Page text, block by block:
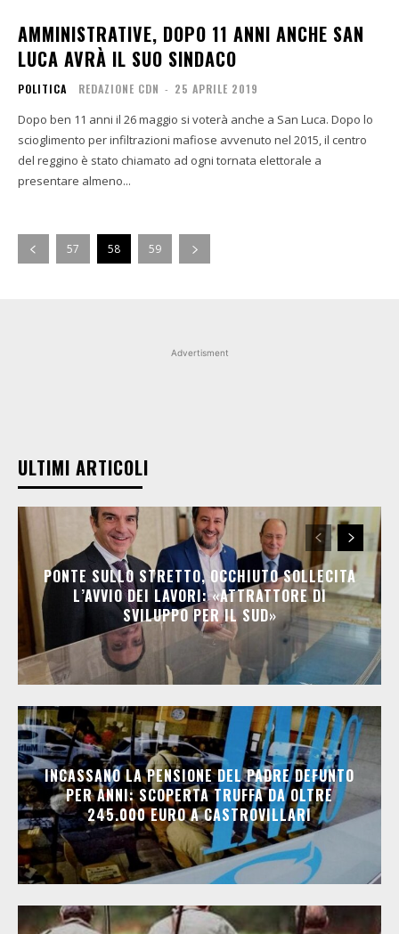
AMMINISTRATIVE, DOPO 11 ANNI ANCHE SAN
LUCA AVRÀ IL SUO SINDACO
POLITICA REDAZIONE CDN - 25 APRILE 2019
Dopo ben 11 anni il 26 maggio si voterà anche a San Luca. Dopo lo
scioglimento per infiltrazioni mafiose avvenuto nel 2015, il centro
del reggino è stato chiamato ad ogni tornata elettorale a
presentare almeno...
57 58 59
Advertisment
ULTIMI ARTICOLI
PONTE SULLO STRETTO, OCCHIUTO SOLLECITA
L’AVVIO DEI LAVORI: «ATTRATTORE DI
SVILUPPO PER IL SUD»
INCASSANO LA PENSIONE DEL PADRE DEFUNTO
PER ANNI: SCOPERTA TRUFFA DA OLTRE
245.000 EURO A CASTROVILLARI